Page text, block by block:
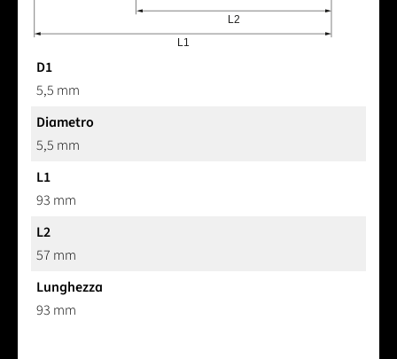
D1
5,5 mm
Diametro
5,5 mm
L1
93 mm
L2
57 mm
Lunghezza
93 mm